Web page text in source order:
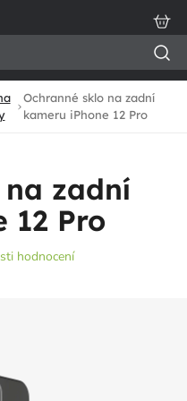
Ochranné sklo na zadní
kameru iPhone 12 Pro
zadní
12 Pro
hodnocení